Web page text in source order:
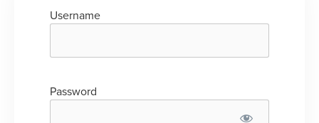
Username
Password